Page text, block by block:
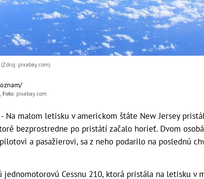
pixabay.com)
Foto: pixabay.com
- Na malom letisku v americkom štáte New Jersey
bezprostredne po pristátí začalo horieť. Dvom
a pasažierovi, sa z neho podarilo na poslednú
jednomotorovú Cessnu 210, ktorá pristála na letisku v